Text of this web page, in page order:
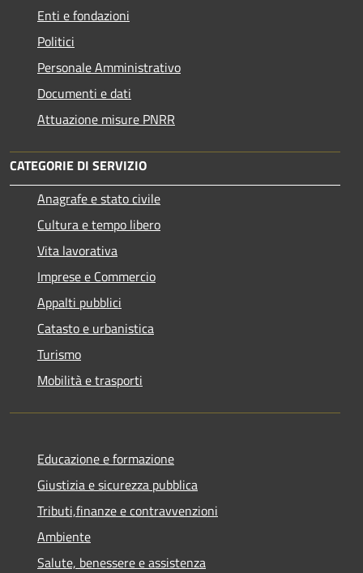
Enti e fondazioni
Politici
Personale Amministrativo
Documenti e dati
Attuazione misure PNRR
CATEGORIE DI SERVIZIO
Anagrafe e stato civile
Cultura e tempo libero
Vita lavorativa
Imprese e Commercio
Appalti pubblici
Catasto e urbanistica
Turismo
Mobilità e trasporti
Educazione e formazione
Giustizia e sicurezza pubblica
Tributi,finanze e contravvenzioni
Ambiente
Salute, benessere e assistenza